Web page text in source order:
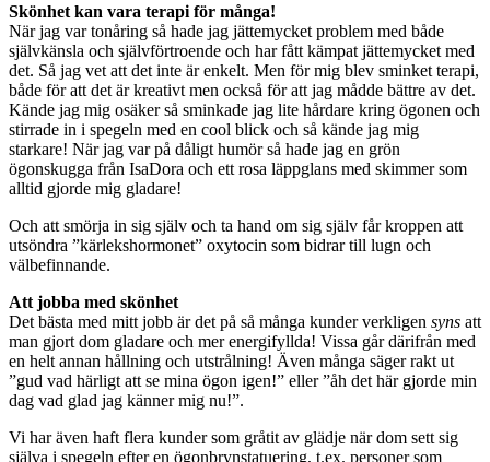
Skönhet kan vara terapi för många!
När jag var tonåring så hade jag jättemycket problem med både
självkänsla och självförtroende och har fått kämpat jättemycket med
det. Så jag vet att det inte är enkelt. Men för mig blev sminket terapi,
både för att det är kreativt men också för att jag mådde bättre av det.
Kände jag mig osäker så sminkade jag lite hårdare kring ögonen och
stirrade in i spegeln med en cool blick och så kände jag mig
starkare! När jag var på dåligt humör så hade jag en grön
ögonskugga från IsaDora och ett rosa läppglans med skimmer som
alltid gjorde mig gladare!
Och att smörja in sig själv och ta hand om sig själv får kroppen att
utsöndra ”kärlekshormonet” oxytocin som bidrar till lugn och
välbefinnande.
Att jobba med skönhet
Det bästa med mitt jobb är det på så många kunder verkligen syns att
man gjort dom gladare och mer energifyllda! Vissa går därifrån med
en helt annan hållning och utstrålning! Även många säger rakt ut
”gud vad härligt att se mina ögon igen!” eller ”åh det här gjorde min
dag vad glad jag känner mig nu!”.
Vi har även haft flera kunder som gråtit av glädje när dom sett sig
själva i spegeln efter en ögonbrynstatuering, t.ex. personer som